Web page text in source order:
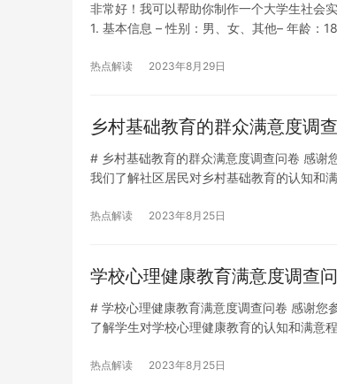
非常好！我可以帮助你制作一个大学生社会
1. 基本信息 – 性别：男、女、其他– 年龄：
热点解读 2023年8月29日
乡村基础教育的群众满意度调
# 乡村基础教育的群众满意度调查问卷 感谢
我们了解社区居民对乡村基础教育的认知和
热点解读 2023年8月25日
学校心理健康教育满意度调查
# 学校心理健康教育满意度调查问卷 感谢您
了解学生对学校心理健康教育的认知和满意
热点解读 2023年8月25日